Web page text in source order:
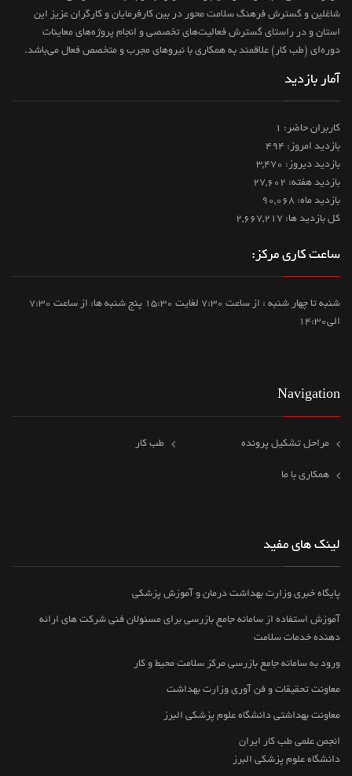
شاغلین و گسترش فرهنگ سلامت محور در بین کارفرمایان و کارگران عزیز این
استان و در راستای گسترش فعالیت‌های تخصصی و انجام پروژه‌های معاینات
دوره‌ای (طب کار) علاقمند به همکاری با نیروهای مجرب و متخصص فعال می‌باشد.
آمار بازدید
کاربران حاضر: 1
بازدید امروز: 494
بازدید دیروز: 3,470
بازدید هفته: 27,602
بازدید ماه: 90,068
کل بازدید ها: 2,667,217
ساعت کاری مرکز:
شنبه تا چهار شنبه : از ساعت 7:30 لغایت 15:30 پنج شنبه ها: از ساعت 7:30
الی14:30
Navigation
مراحل تشکیل پرونده طب کار
همکاری با ما
لینک های مفید
پایگاه خبری وزارت بهداشت درمان و آموزش پزشکی
آموزش استفاده از سامانه جامع بازرسی برای مسئولان فنی شرکت های ارائه
دهنده خدمات سلامت
ورود به سامانه جامع بازرسی مرکز سلامت محیط و کار
معاونت تحقیقات و فن آوری وزارت بهداشت
معاونت بهداشتی دانشگاه علوم پزشکی البرز
انجمن علمی طب کار ایران
دانشگاه علوم پزشکی البرز